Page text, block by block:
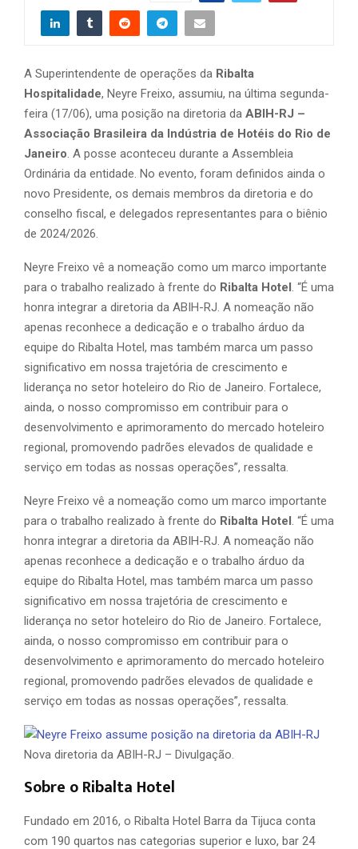
A Superintendente de operações da Ribalta
Hospitalidade, Neyre Freixo, assumiu, na última segunda-
feira (17/06), uma posição na diretoria da ABIH-RJ –
Associação Brasileira da Indústria de Hotéis do Rio de
Janeiro. A posse aconteceu durante a Assembleia
Ordinária da entidade. No evento, foram definidos ainda o
novo Presidente, os demais membros da diretoria e do
conselho fiscal, e delegados representantes para o biênio
de 2024/2026.
Neyre Freixo vê a nomeação como um marco importante
para o trabalho realizado à frente do Ribalta Hotel. “É uma
honra integrar a diretoria da ABIH-RJ. A nomeação não
apenas reconhece a dedicação e o trabalho árduo da
equipe do Ribalta Hotel, mas também marca um passo
significativo em nossa trajetória de crescimento e
liderança no setor hoteleiro do Rio de Janeiro. Fortalece,
ainda, o nosso compromisso em contribuir para o
desenvolvimento e aprimoramento do mercado hoteleiro
regional, promovendo padrões elevados de qualidade e
serviço em todas as nossas operações”, ressalta.
Neyre Freixo vê a nomeação como um marco importante
para o trabalho realizado à frente do Ribalta Hotel. “É uma
honra integrar a diretoria da ABIH-RJ. A nomeação não
apenas reconhece a dedicação e o trabalho árduo da
equipe do Ribalta Hotel, mas também marca um passo
significativo em nossa trajetória de crescimento e
liderança no setor hoteleiro do Rio de Janeiro. Fortalece,
ainda, o nosso compromisso em contribuir para o
desenvolvimento e aprimoramento do mercado hoteleiro
regional, promovendo padrões elevados de qualidade e
serviço em todas as nossas operações”, ressalta.
Nova diretoria da ABIH-RJ – Divulgação.
Sobre o Ribalta Hotel
Fundado em 2016, o Ribalta Hotel Barra da Tijuca conta
com 190 quartos nas categorias superior e luxo, bar 24